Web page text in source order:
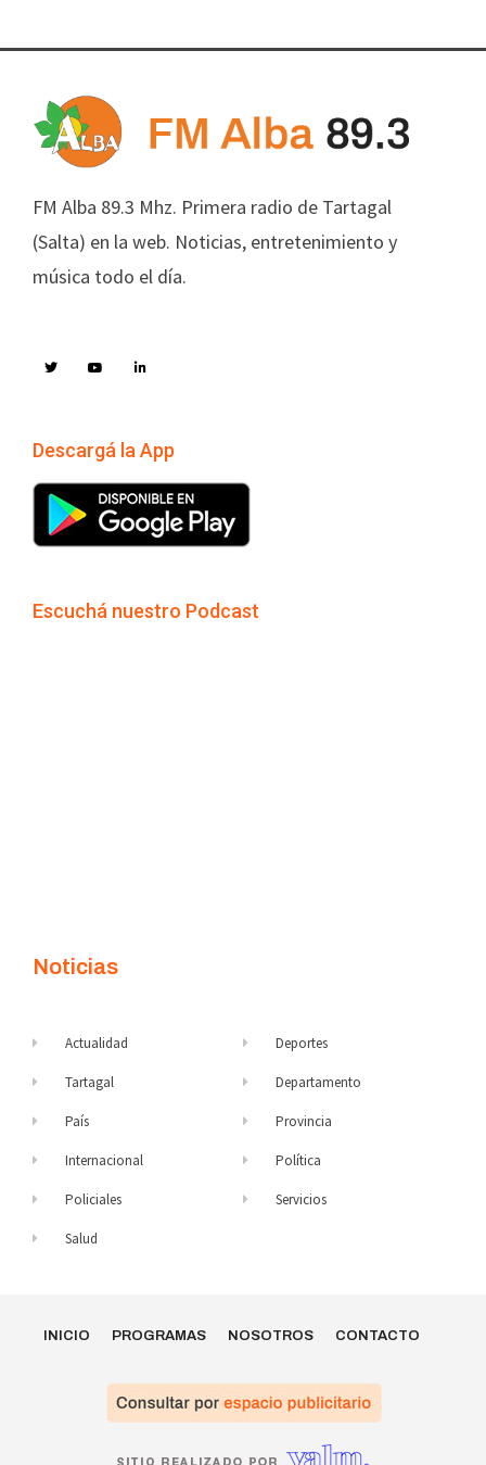
FM Alba 89.3 Mhz. Primera radio de Tartagal
(Salta) en la web. Noticias, entretenimiento y
música todo el día.
Descargá la App
Escuchá nuestro Podcast
Noticias
Actualidad
Tartagal
País
Internacional
Policiales
Salud
Deportes
Departamento
Provincia
Política
Servicios
INICIO PROGRAMAS NOSOTROS CONTACTO